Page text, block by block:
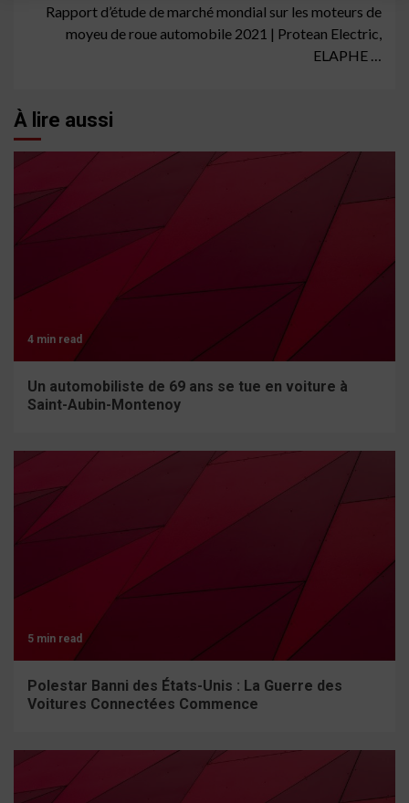
Rapport d’étude de marché mondial sur les moteurs de
moyeu de roue automobile 2021 | Protean Electric,
ELAPHE …
À lire aussi
4 min read
Un automobiliste de 69 ans se tue en voiture à
Saint-Aubin-Montenoy
5 min read
Polestar Banni des États-Unis : La Guerre des
Voitures Connectées Commence